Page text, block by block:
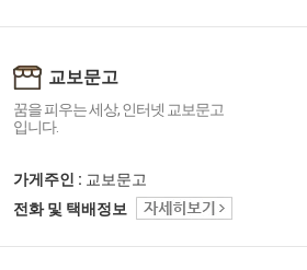
교보문고
꿈을 피우는 세상, 인터넷 교보문고
입니다.
가게주인 : 교보문고
전화 및 택배정보